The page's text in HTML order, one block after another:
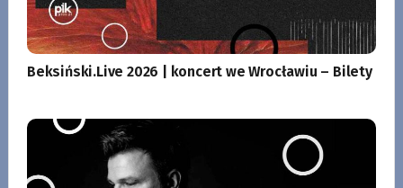
Beksiński.Live 2026 | koncert we Wrocławiu – Bilety